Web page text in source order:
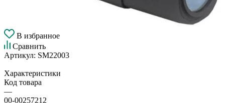
В избранное
Сравнить
Артикул: SM22003
Характеристики
Код товара
—
00-00257212